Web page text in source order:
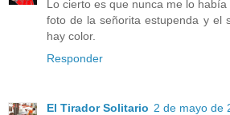
Lo cierto es que nunca me lo
foto de la señorita estupenda y el
hay color.
Responder
El Tirador Solitario 2 de mayo de